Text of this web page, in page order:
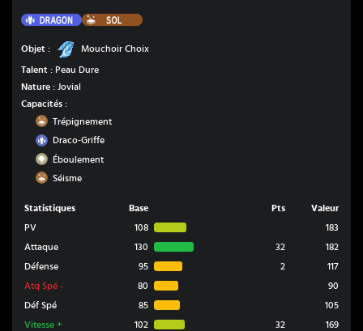
Dragon Sol
Objet : Mouchoir Choix
Talent : Peau Dure
Nature : Jovial
Capacités :
SolTrépignement
Dragon
Draco-Griffe
Roche
Éboulement
SolSéisme
Statistiques Base Pts
Valeur
PV
108
183
Attaque
130 32
182
Défense
95 2
117
Atq Spé - 80
90
Déf Spé
85
105
Vitesse + 102 32 169